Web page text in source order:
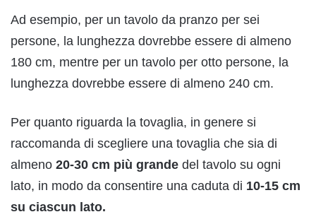
Ad esempio, per un tavolo da pranzo per sei
persone, la lunghezza dovrebbe essere di almeno
180 cm, mentre per un tavolo per otto persone, la
lunghezza dovrebbe essere di almeno 240 cm.
Per quanto riguarda la tovaglia, in genere si
raccomanda di scegliere una tovaglia che sia di
almeno 20-30 cm più grande del tavolo su ogni
lato, in modo da consentire una caduta di 10-15 cm
su ciascun lato.